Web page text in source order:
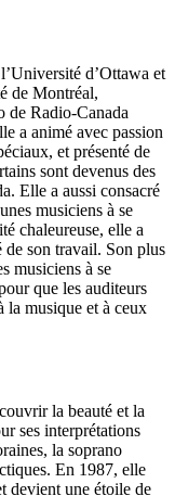
d’Ottawa et
de Montréal,
de Radio-Canada
a animé avec passion
et présenté de
sont devenus des
Elle a aussi consacré
musiciens à se
chaleureuse, elle a
son travail. Son plus
musiciens à se
que les auditeurs
la musique et à ceux
la beauté et la
ses interprétations
la soprano
En 1987, elle
devient une étoile de